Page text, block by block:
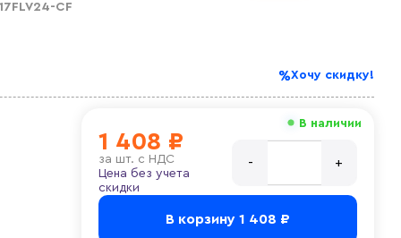
CF
Хочу скидку!
В наличии
1 408 ₽
за шт. с НДС
Цена без учета
скидки
В корзину 1 408 ₽